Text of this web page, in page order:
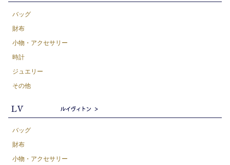
バッグ
財布
小物・アクセサリー
時計
ジュエリー
その他
バッグ
財布
小物・アクセサリー